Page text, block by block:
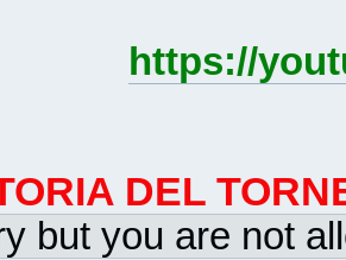
https://
DEL
but you are not